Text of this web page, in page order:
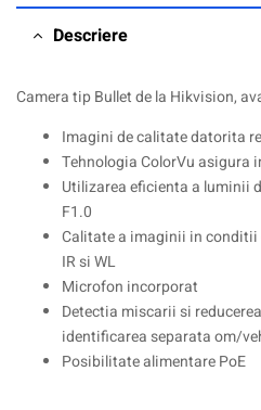
Descriere
Camera tip Bullet de la Hikvision,
Imagini de calitate datorita
Tehnologia ColorVu asigura
Utilizarea eficienta a luminii
F1.0
Calitate a imaginii in
IR si WL
Microfon incorporat
Detectia miscarii si
identificarea separata om/
Posibilitate alimentare PoE